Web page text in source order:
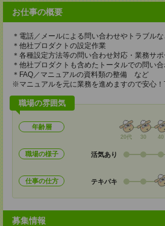
お仕事の概要
＊電話／メールによる問い合わせやトラブル
＊他社プロダクトの設定作業
＊各種設定方法等の問い合わせ対応・業務サ
＊他社プロダクトも含めたトータルでの問い
＊FAQ／マニュアルの資料類の整備 など
※マニュアルを元に業務を進めますので安心！
職場の雰囲気
年齢層
20代 30 40
職場の様子 活気あり
仕事の仕方 テキパキ
募集情報